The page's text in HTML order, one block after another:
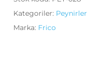
Kategoriler: Peynirler
Marka: Frico